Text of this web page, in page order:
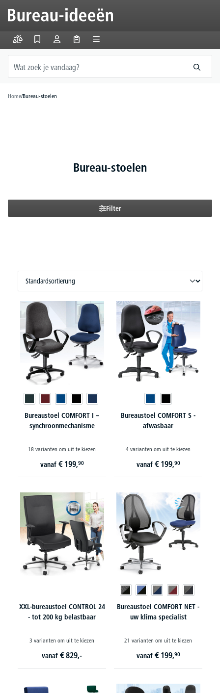
Home/Bureau-stoelen
Bureau-stoelen
Filter
Bureaustoel COMFORT I –
synchroonmechanisme
18 varianten om uit te kiezen
vanaf € 199,90
Bureaustoel COMFORT S -
afwasbaar
4 varianten om uit te kiezen
vanaf € 199,90
XXL-bureaustoel CONTROL 24
- tot 200 kg belastbaar
3 varianten om uit te kiezen
vanaf € 829,-
Bureaustoel COMFORT NET -
uw klima specialist
21 varianten om uit te kiezen
vanaf € 199,90